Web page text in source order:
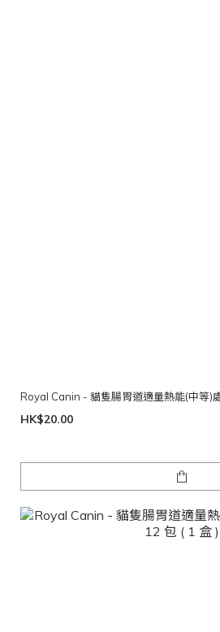
Royal Canin - 貓隻腸胃道適量熱能(中等)
HK$20.00